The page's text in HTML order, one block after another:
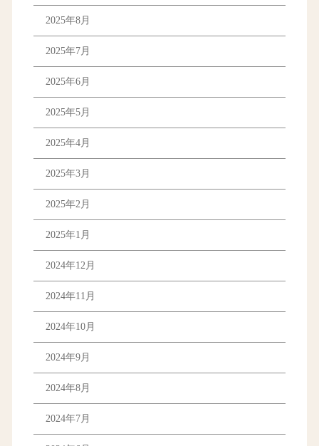
2025年8月
2025年7月
2025年6月
2025年5月
2025年4月
2025年3月
2025年2月
2025年1月
2024年12月
2024年11月
2024年10月
2024年9月
2024年8月
2024年7月